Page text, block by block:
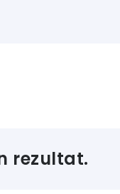
rezultat.